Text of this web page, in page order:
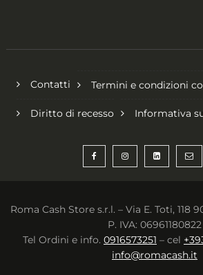
Contatti Termini e condizioni
Diritto di recesso Informativa
Roma Cash Store s.r.l. – Via E. Toti, 118
P. IVA: 06961180822
Tel Ordini e info. 0916573251 – cel
info@romacash.it